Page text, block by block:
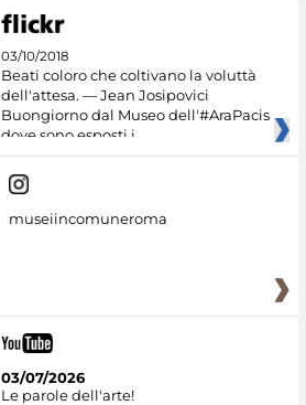
03/10/2018
Beati coloro che coltivano la voluttà
dell'attesa. — Jean Josipovici
Buongiorno dal Museo dell'#AraPacis
dove sono esposti i
museiincomuneroma
03/07/2026
Le parole dell'arte!